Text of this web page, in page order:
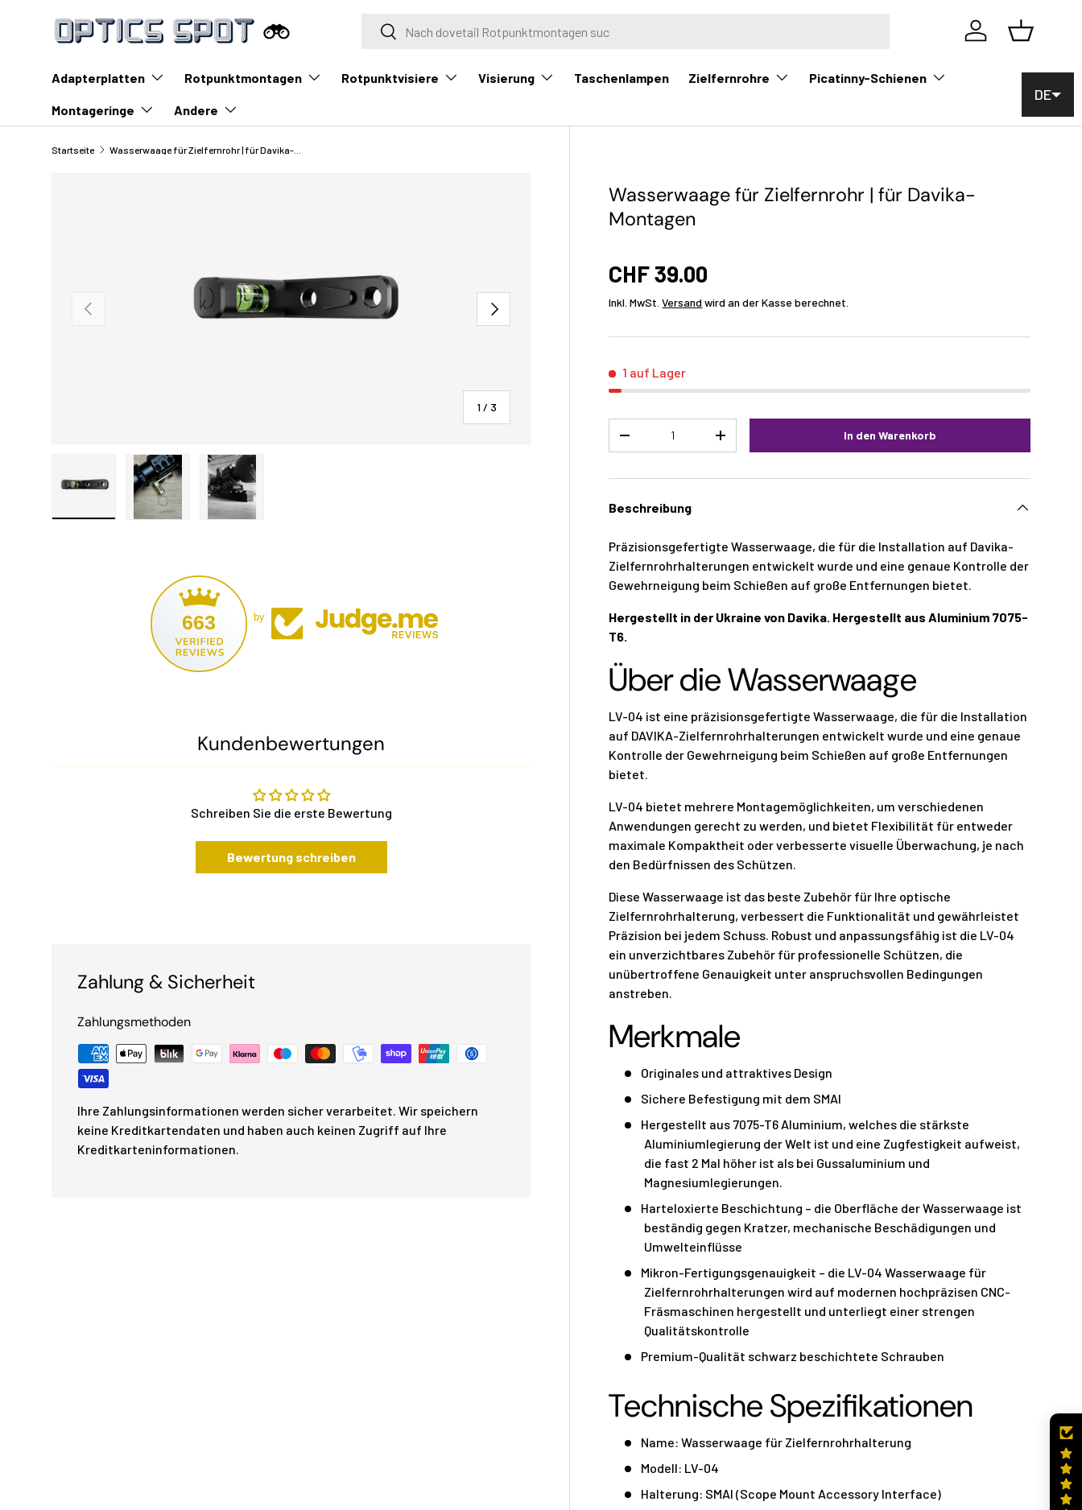
Zum Inhalt springen Suche
Suche
Einloggen
Korb
Adapterplatten Rotpunktmontagen Rotpunktvisiere Visierung Taschenlampen Zielfernrohre Picatinny-Schienen
Montageringe Andere
Startseite Wasserwaage für Zielfernrohr | für Davika-Montagen
Vorherige
1 / von
3
Nächste
Wasserwaage für Zielfernrohr | für Davika-
Montagen
CHF 39.00
Inkl. MwSt.Versand wird an der Kasse berechnet.
1 auf Lager
-
+ In den Warenkorb
Beschreibung
Präzisionsgefertigte Wasserwaage, die für die Installation auf Davika-
Zielfernrohrhalterungen entwickelt wurde und eine genaue Kontrolle der
Gewehrneigung beim Schießen auf große Entfernungen bietet.
Hergestellt in der Ukraine von Davika. Hergestellt aus Aluminium 7075-
T6.
Über die Wasserwaage
LV-04 ist eine präzisionsgefertigte Wasserwaage, die für die Installation
auf DAVIKA-Zielfernrohrhalterungen entwickelt wurde und eine genaue
Kontrolle der Gewehrneigung beim Schießen auf große Entfernungen
bietet.
LV-04 bietet mehrere Montagemöglichkeiten, um verschiedenen
Anwendungen gerecht zu werden, und bietet Flexibilität für entweder
maximale Kompaktheit oder verbesserte visuelle Überwachung, je nach
den Bedürfnissen des Schützen.
Diese Wasserwaage ist das beste Zubehör für Ihre optische
Zielfernrohrhalterung, verbessert die Funktionalität und gewährleistet
Präzision bei jedem Schuss. Robust und anpassungsfähig ist die LV-04
ein unverzichtbares Zubehör für professionelle Schützen, die
unübertroffene Genauigkeit unter anspruchsvollen Bedingungen
anstreben.
Merkmale
Originales und attraktives Design
Sichere Befestigung mit dem SMAI
Hergestellt aus 7075-T6 Aluminium, welches die stärkste
Aluminiumlegierung der Welt ist und eine Zugfestigkeit aufweist,
die fast 2 Mal höher ist als bei Gussaluminium und
Magnesiumlegierungen.
Harteloxierte Beschichtung – die Oberfläche der Wasserwaage ist
beständig gegen Kratzer, mechanische Beschädigungen und
Umwelteinflüsse
Mikron-Fertigungsgenauigkeit – die LV-04 Wasserwaage für
Zielfernrohrhalterungen wird auf modernen hochpräzisen CNC-
Fräsmaschinen hergestellt und unterliegt einer strengen
Qualitätskontrolle
Premium-Qualität schwarz beschichtete Schrauben
Technische Spezifikationen
Name: Wasserwaage für Zielfernrohrhalterung
Modell: LV-04
Halterung: SMAI (Scope Mount Accessory Interface)
663 by
Kundenbewertungen
Schreiben Sie die erste Bewertung
Bewertung schreiben
Zahlung & Sicherheit
Zahlungsmethoden
Ihre Zahlungsinformationen werden sicher verarbeitet. Wir speichern
keine Kreditkartendaten und haben auch keinen Zugriff auf Ihre
Kreditkarteninformationen.
DE